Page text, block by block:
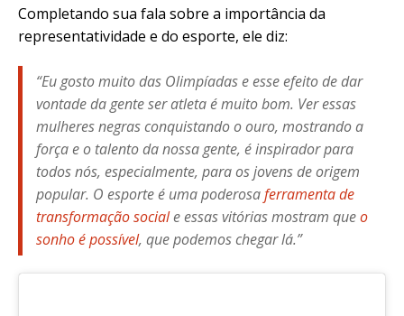
Completando sua fala sobre a importância da
representatividade e do esporte, ele diz:
“Eu gosto muito das Olimpíadas e esse efeito de dar
vontade da gente ser atleta é muito bom. Ver essas
mulheres negras conquistando o ouro, mostrando a
força e o talento da nossa gente, é inspirador para
todos nós, especialmente, para os jovens de origem
popular. O esporte é uma poderosaferramenta de
transformação sociale essas vitórias mostram queo
sonho é possível, que podemos chegar lá.”